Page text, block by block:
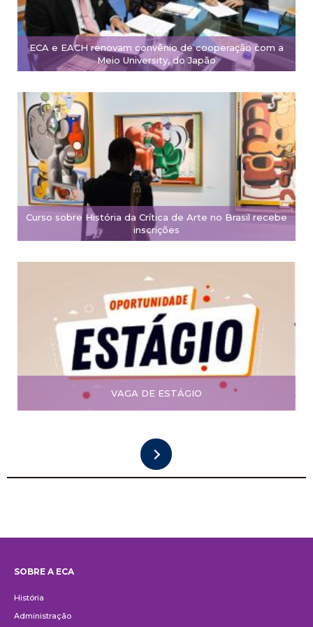
ECA e EACH renovam convênio de cooperação com a
Meio University, do Japão
Curso sobre História da Crítica de Arte no Brasil recebe
inscrições
VAGA DE ESTÁGIO
SOBRE A ECA
História
Administração